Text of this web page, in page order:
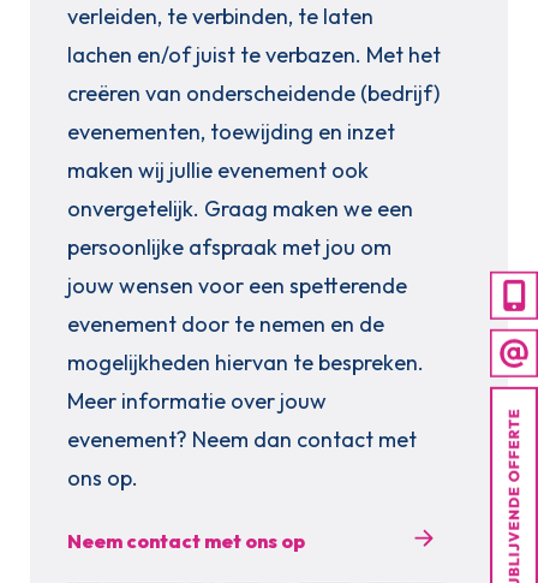
verleiden, te verbinden, te laten
lachen en/of juist te verbazen. Met het
creëren van onderscheidende (bedrijf)
evenementen, toewijding en inzet
maken wij jullie evenement ook
onvergetelijk. Graag maken we een
persoonlijke afspraak met jou om
jouw wensen voor een spetterende
evenement door te nemen en de
mogelijkheden hiervan te bespreken.
Meer informatie over jouw
evenement? Neem dan contact met
ons op.
Neem contact met ons op